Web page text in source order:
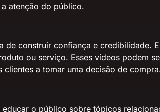
atenção do público.
de construir confiança e credibilidade.
ou serviço. Esses vídeos podem
a tomar uma decisão de
o público sobre tópicos